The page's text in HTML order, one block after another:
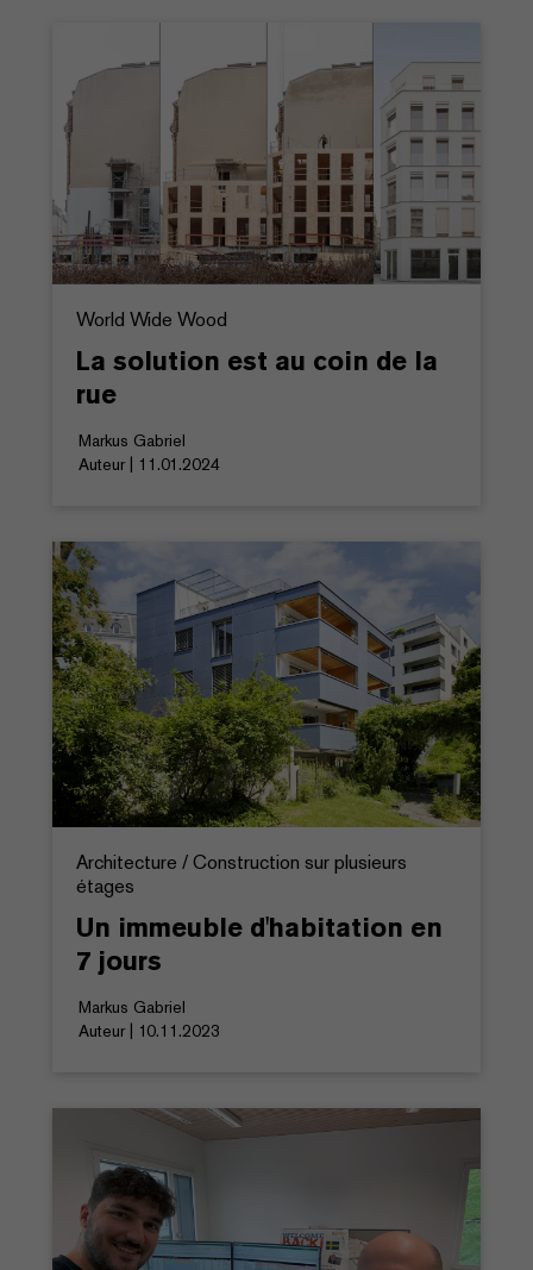
World Wide Wood
La solution est au coin de la
rue
Markus Gabriel
Auteur | 11.01.2024
Architecture / Construction sur plusieurs
étages
Un immeuble d'habitation en
7 jours
Markus Gabriel
Auteur | 10.11.2023